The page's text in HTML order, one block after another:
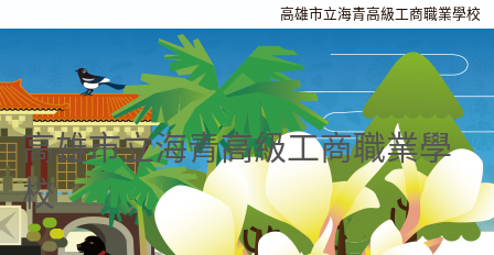
高雄市立海青高級工商職業學校
高雄市立海青高級工商職業學
校